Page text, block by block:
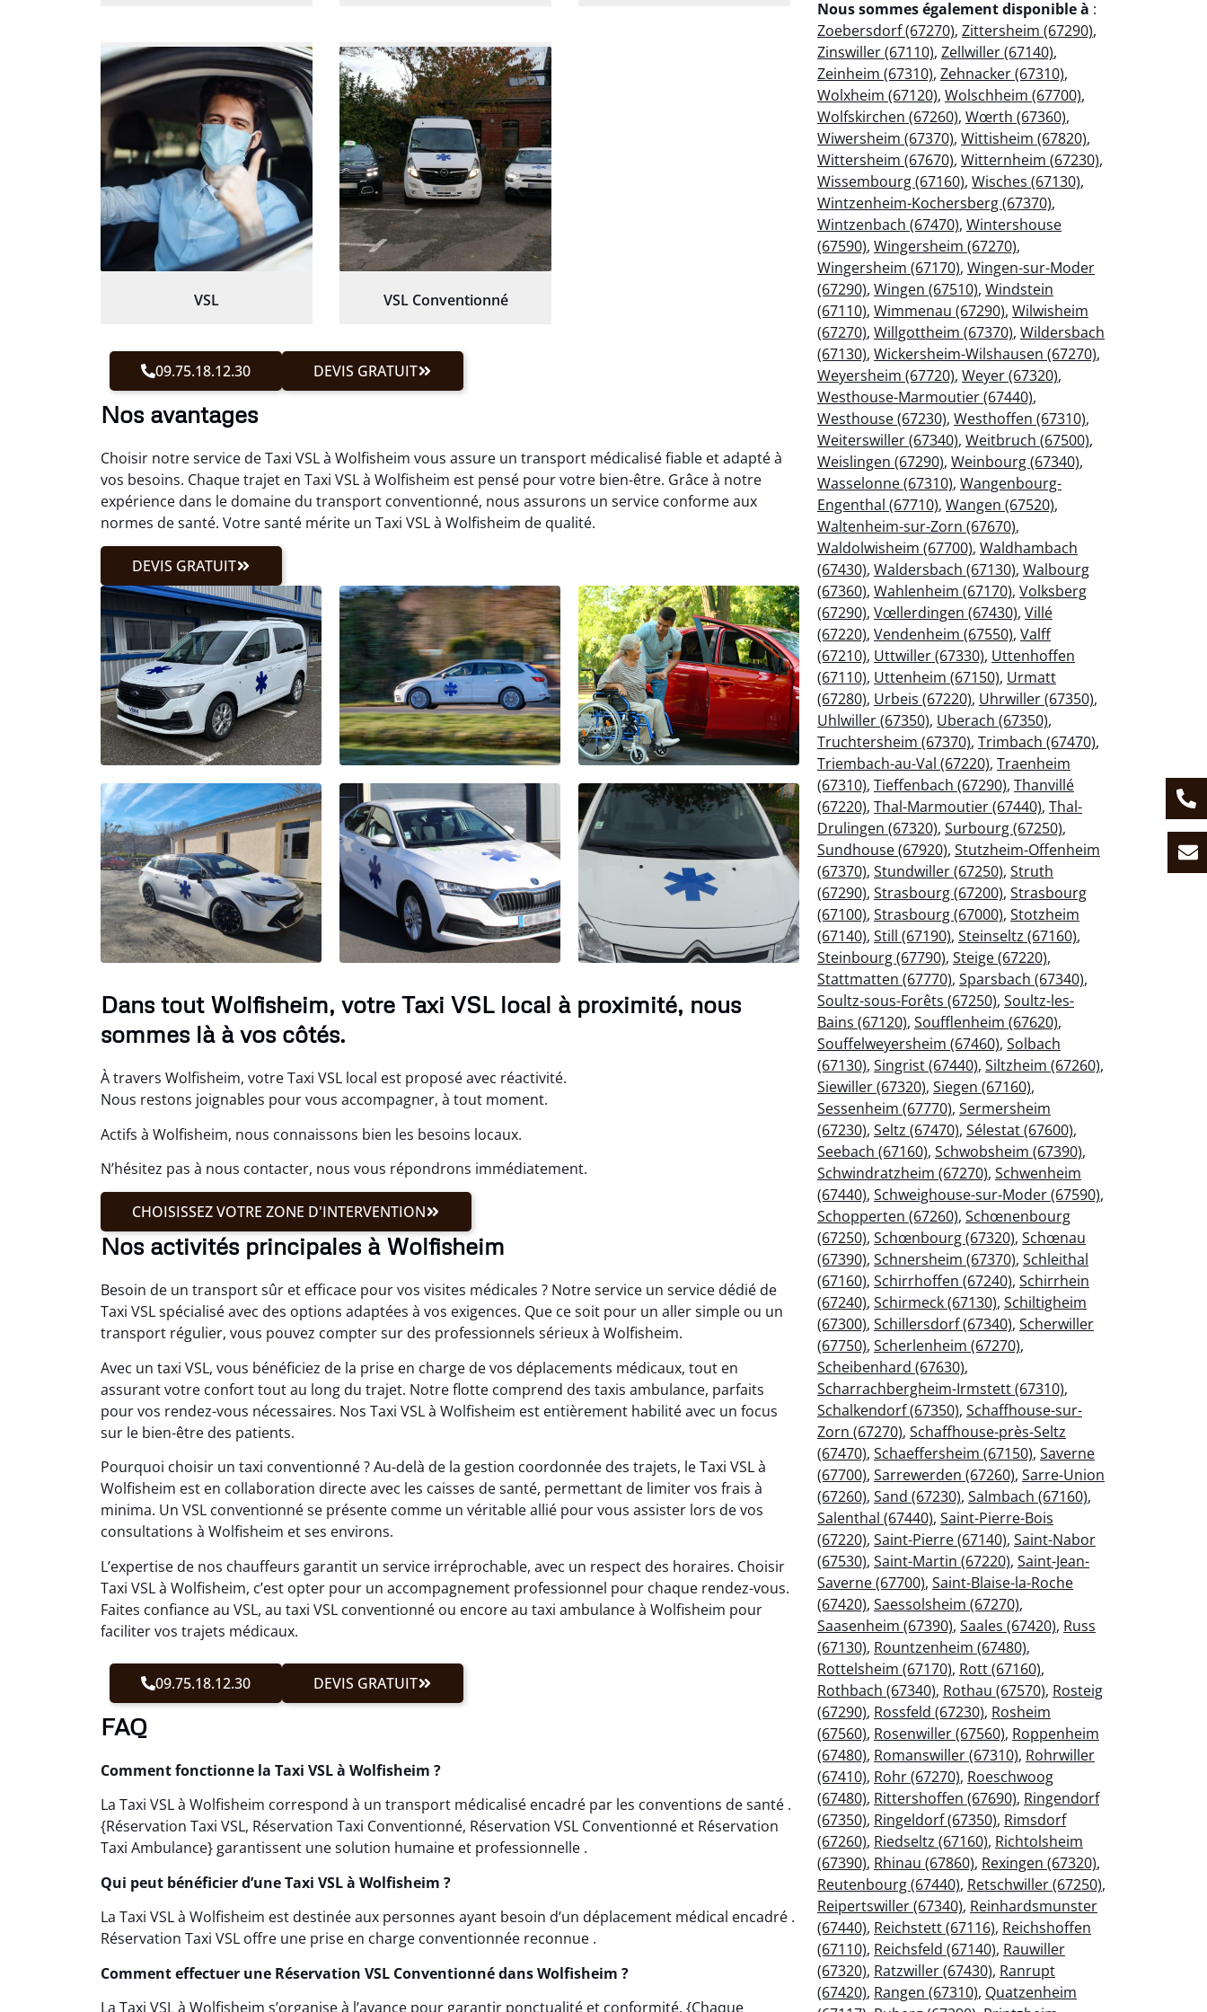
VSL VSL Conventionné
09.75.18.12.30 DEVIS GRATUIT
Nos avantages
Choisir notre service de Taxi VSL à Wolfisheim vous assure un transport médicalisé fiable et adapté à
vos besoins. Chaque trajet en Taxi VSL à Wolfisheim est pensé pour votre bien-être. Grâce à notre
expérience dans le domaine du transport conventionné, nous assurons un service conforme aux
normes de santé. Votre santé mérite un Taxi VSL à Wolfisheim de qualité.
DEVIS GRATUIT
Dans tout Wolfisheim, votre Taxi VSL local à proximité, nous
sommes là à vos côtés.
À travers Wolfisheim, votre Taxi VSL local est proposé avec réactivité.
Nous restons joignables pour vous accompagner, à tout moment.
Actifs à Wolfisheim, nous connaissons bien les besoins locaux.
N’hésitez pas à nous contacter, nous vous répondrons immédiatement.
CHOISISSEZ VOTRE ZONE D'INTERVENTION
Nos activités principales à Wolfisheim
Besoin de un transport sûr et efficace pour vos visites médicales ? Notre service un service dédié de
Taxi VSL spécialisé avec des options adaptées à vos exigences. Que ce soit pour un aller simple ou un
transport régulier, vous pouvez compter sur des professionnels sérieux à Wolfisheim.
Avec un taxi VSL, vous bénéficiez de la prise en charge de vos déplacements médicaux, tout en
assurant votre confort tout au long du trajet. Notre flotte comprend des taxis ambulance, parfaits
pour vos rendez-vous nécessaires. Nos Taxi VSL à Wolfisheim est entièrement habilité avec un focus
sur le bien-être des patients.
Pourquoi choisir un taxi conventionné ? Au-delà de la gestion coordonnée des trajets, le Taxi VSL à
Wolfisheim est en collaboration directe avec les caisses de santé, permettant de limiter vos frais à
minima. Un VSL conventionné se présente comme un véritable allié pour vous assister lors de vos
consultations à Wolfisheim et ses environs.
L’expertise de nos chauffeurs garantit un service irréprochable, avec un respect des horaires. Choisir
Taxi VSL à Wolfisheim, c’est opter pour un accompagnement professionnel pour chaque rendez-vous.
Faites confiance au VSL, au taxi VSL conventionné ou encore au taxi ambulance à Wolfisheim pour
faciliter vos trajets médicaux.
09.75.18.12.30 DEVIS GRATUIT
FAQ
Comment fonctionne la Taxi VSL à Wolfisheim ?
La Taxi VSL à Wolfisheim correspond à un transport médicalisé encadré par les conventions de santé .
{Réservation Taxi VSL, Réservation Taxi Conventionné, Réservation VSL Conventionné et Réservation
Taxi Ambulance} garantissent une solution humaine et professionnelle .
Qui peut bénéficier d’une Taxi VSL à Wolfisheim ?
La Taxi VSL à Wolfisheim est destinée aux personnes ayant besoin d’un déplacement médical encadré .
Réservation Taxi VSL offre une prise en charge conventionnée reconnue .
Comment effectuer une Réservation VSL Conventionné dans Wolfisheim ?
La Taxi VSL à Wolfisheim s’organise à l’avance pour garantir ponctualité et conformité. {Chaque
Nous sommes également disponible à :
Zoebersdorf (67270), Zittersheim (67290),
Zinswiller (67110), Zellwiller (67140),
Zeinheim (67310), Zehnacker (67310),
Wolxheim (67120), Wolschheim (67700),
Wolfskirchen (67260), Wœrth (67360),
Wiwersheim (67370), Wittisheim (67820),
Wittersheim (67670), Witternheim (67230),
Wissembourg (67160), Wisches (67130),
Wintzenheim-Kochersberg (67370),
Wintzenbach (67470), Wintershouse
(67590), Wingersheim (67270),
Wingersheim (67170), Wingen-sur-Moder
(67290), Wingen (67510), Windstein
(67110), Wimmenau (67290), Wilwisheim
(67270), Willgottheim (67370), Wildersbach
(67130), Wickersheim-Wilshausen (67270),
Weyersheim (67720), Weyer (67320),
Westhouse-Marmoutier (67440),
Westhouse (67230), Westhoffen (67310),
Weiterswiller (67340), Weitbruch (67500),
Weislingen (67290), Weinbourg (67340),
Wasselonne (67310), Wangenbourg-
Engenthal (67710), Wangen (67520),
Waltenheim-sur-Zorn (67670),
Waldolwisheim (67700), Waldhambach
(67430), Waldersbach (67130), Walbourg
(67360), Wahlenheim (67170), Volksberg
(67290), Vœllerdingen (67430), Villé
(67220), Vendenheim (67550), Valff
(67210), Uttwiller (67330), Uttenhoffen
(67110), Uttenheim (67150), Urmatt
(67280), Urbeis (67220), Uhrwiller (67350),
Uhlwiller (67350), Uberach (67350),
Truchtersheim (67370), Trimbach (67470),
Triembach-au-Val (67220), Traenheim
(67310), Tieffenbach (67290), Thanvillé
(67220), Thal-Marmoutier (67440), Thal-
Drulingen (67320), Surbourg (67250),
Sundhouse (67920), Stutzheim-Offenheim
(67370), Stundwiller (67250), Struth
(67290), Strasbourg (67200), Strasbourg
(67100), Strasbourg (67000), Stotzheim
(67140), Still (67190), Steinseltz (67160),
Steinbourg (67790), Steige (67220),
Stattmatten (67770), Sparsbach (67340),
Soultz-sous-Forêts (67250), Soultz-les-
Bains (67120), Soufflenheim (67620),
Souffelweyersheim (67460), Solbach
(67130), Singrist (67440), Siltzheim (67260),
Siewiller (67320), Siegen (67160),
Sessenheim (67770), Sermersheim
(67230), Seltz (67470), Sélestat (67600),
Seebach (67160), Schwobsheim (67390),
Schwindratzheim (67270), Schwenheim
(67440), Schweighouse-sur-Moder (67590),
Schopperten (67260), Schœnenbourg
(67250), Schœnbourg (67320), Schœnau
(67390), Schnersheim (67370), Schleithal
(67160), Schirrhoffen (67240), Schirrhein
(67240), Schirmeck (67130), Schiltigheim
(67300), Schillersdorf (67340), Scherwiller
(67750), Scherlenheim (67270),
Scheibenhard (67630),
Scharrachbergheim-Irmstett (67310),
Schalkendorf (67350), Schaffhouse-sur-
Zorn (67270), Schaffhouse-près-Seltz
(67470), Schaeffersheim (67150), Saverne
(67700), Sarrewerden (67260), Sarre-Union
(67260), Sand (67230), Salmbach (67160),
Salenthal (67440), Saint-Pierre-Bois
(67220), Saint-Pierre (67140), Saint-Nabor
(67530), Saint-Martin (67220), Saint-Jean-
Saverne (67700), Saint-Blaise-la-Roche
(67420), Saessolsheim (67270),
Saasenheim (67390), Saales (67420), Russ
(67130), Rountzenheim (67480),
Rottelsheim (67170), Rott (67160),
Rothbach (67340), Rothau (67570), Rosteig
(67290), Rossfeld (67230), Rosheim
(67560), Rosenwiller (67560), Roppenheim
(67480), Romanswiller (67310), Rohrwiller
(67410), Rohr (67270), Roeschwoog
(67480), Rittershoffen (67690), Ringendorf
(67350), Ringeldorf (67350), Rimsdorf
(67260), Riedseltz (67160), Richtolsheim
(67390), Rhinau (67860), Rexingen (67320),
Reutenbourg (67440), Retschwiller (67250),
Reipertswiller (67340), Reinhardsmunster
(67440), Reichstett (67116), Reichshoffen
(67110), Reichsfeld (67140), Rauwiller
(67320), Ratzwiller (67430), Ranrupt
(67420), Rangen (67310), Quatzenheim